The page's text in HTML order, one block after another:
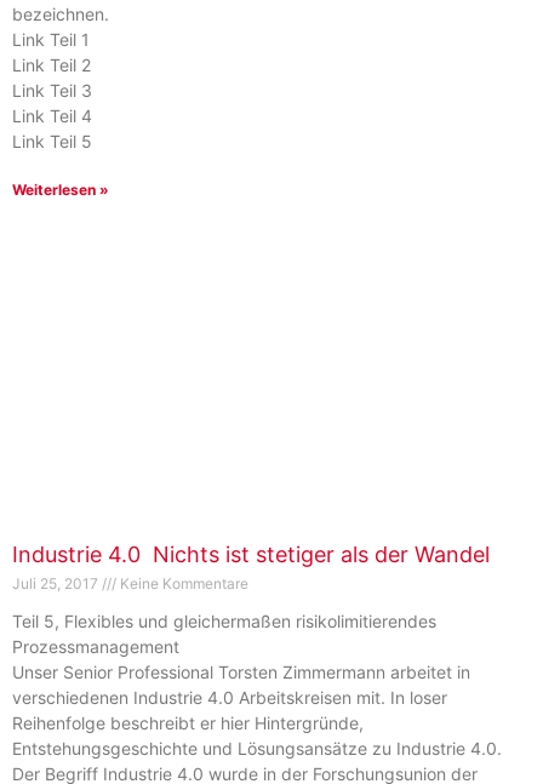
bezeichnen.
Link Teil 1
Link Teil 2
Link Teil 3
Link Teil 4
Link Teil 5
Weiterlesen »
Industrie 4.0  Nichts ist stetiger als der Wandel
Juli 25, 2017 Keine Kommentare
Teil 5, Flexibles und gleichermaßen risikolimitierendes
Prozessmanagement
Unser Senior Professional Torsten Zimmermann arbeitet in
verschiedenen Industrie 4.0 Arbeitskreisen mit. In loser
Reihenfolge beschreibt er hier Hintergründe,
Entstehungsgeschichte und Lösungsansätze zu Industrie 4.0.
Der Begriff Industrie 4.0 wurde in der Forschungsunion der